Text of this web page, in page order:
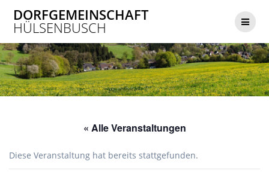
Inhalt
DORFGEMEINSCHAFT
HÜLSENBUSCH
« Alle Veranstaltungen
Diese Veranstaltung hat bereits stattgefunden.